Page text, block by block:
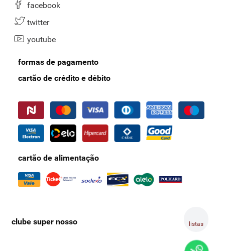
listas
facebook
twitter
youtube
formas de pagamento
cartão de crédito e débito
cartão de alimentação
clube super nosso